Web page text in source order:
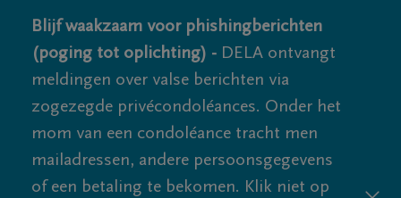
Blijf waakzaam voor phishingberichten
(poging tot oplichting) - DELA ontvangt
meldingen over valse berichten via
zogezegde privécondoléances. Onder het
mom van een condoléance tracht men
mailadressen, andere persoonsgegevens
of een betaling te bekomen. Klik niet op